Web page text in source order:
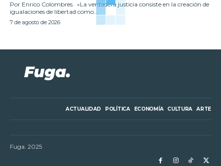
Por Enrico Colombres. «La verdadera justicia consiste en la creación de
igualaciones de libertad como...
7 de agosto de 2026
ACTUALIDAD POLÍTICA ECONOMÍA CULTURA ARTE
Fuga. 2025